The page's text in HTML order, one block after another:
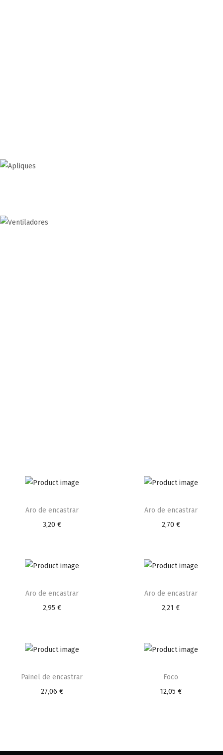
Aro de encastrar
3,20 €
Aro de encastrar
2,70 €
Aro de encastrar
2,95 €
Aro de encastrar
2,21€
Painel de encastrar
27,06 €
Foco
12,05€